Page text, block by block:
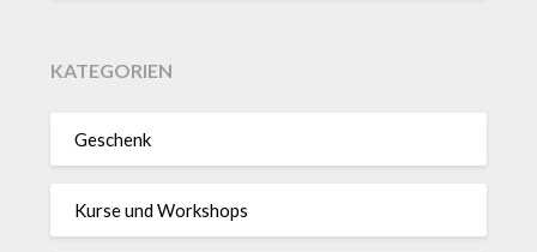
KATEGORIEN
Geschenk
Kurse und Workshops